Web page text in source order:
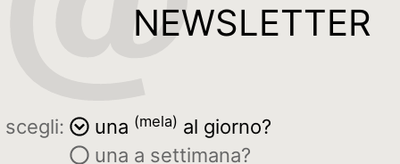
NEWSLETTER
scegli: una (mela) al giorno?
una a settimana?